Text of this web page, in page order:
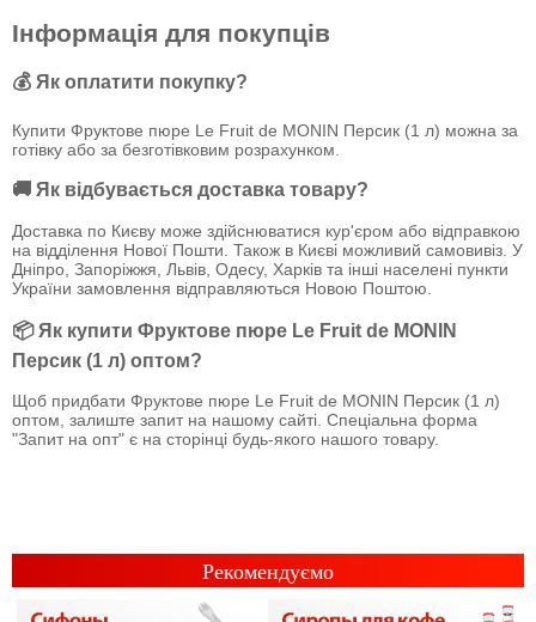
Інформація для покупців
💰 Як оплатити покупку?
Купити Фруктове пюре Le Fruit de MONIN Персик (1 л) можна за
готівку або за безготівковим розрахунком.
🚚 Як відбувається доставка товару?
Доставка по Києву може здійснюватися кур'єром або відправкою
на відділення Нової Пошти. Також в Києві можливий самовивіз. У
Дніпро, Запоріжжя, Львів, Одесу, Харків та інші населені пункти
України замовлення відправляються Новою Поштою.
📦 Як купити Фруктове пюре Le Fruit de MONIN
Персик (1 л) оптом?
Щоб придбати Фруктове пюре Le Fruit de MONIN Персик (1 л)
оптом, залиште запит на нашому сайті. Спеціальна форма
"Запит на опт" є на сторінці будь-якого нашого товару.
Рекомендуємо